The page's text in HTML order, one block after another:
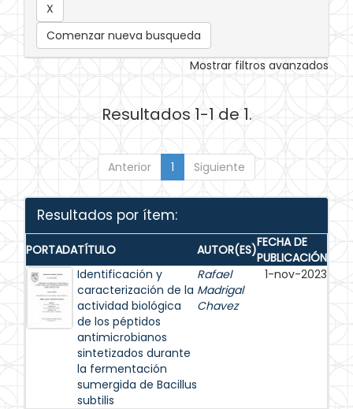
Comenzar nueva busqueda
Mostrar filtros avanzados
Resultados 1-1 de 1.
Anterior 1 Siguiente
Resultados por ítem:
PORTADATÍTULO AUTOR(ES)FECHA DE
PUBLICACIÓN
Identificación y
caracterización de la
actividad biológica
de los péptidos
antimicrobianos
sintetizados durante
la fermentación
sumergida de Bacillus
subtilis
Rafael
Madrigal
Chavez
1-nov-2023